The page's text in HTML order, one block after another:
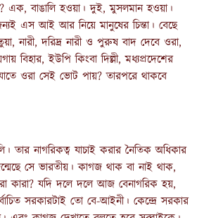
এক, বাঙালি হওয়া। দুই, মুসলমান হওয়া।
এস আই আর নিয়ে মানুষের চিন্তা। বেছে
নারী, দরিদ্র নারী ও পুরুষ বাদ দেবে ওরা,
বিহার, ইউপি কিংবা দিল্লী, মধ্যপ্রদেশের
ওরা সেই ভোট পায়? তারপরে থাকবে
তার নাগরিকত্ব যাচাই করার নৈতিক অধিকার
সে ভারতীয়। কাগজ থাক বা নাই থাক,
কারা? যদি দলে দলে আজ বেনাগরিক হয়,
সরকারটাই তো বে-আইনী। কেন্দ্রে সরকার